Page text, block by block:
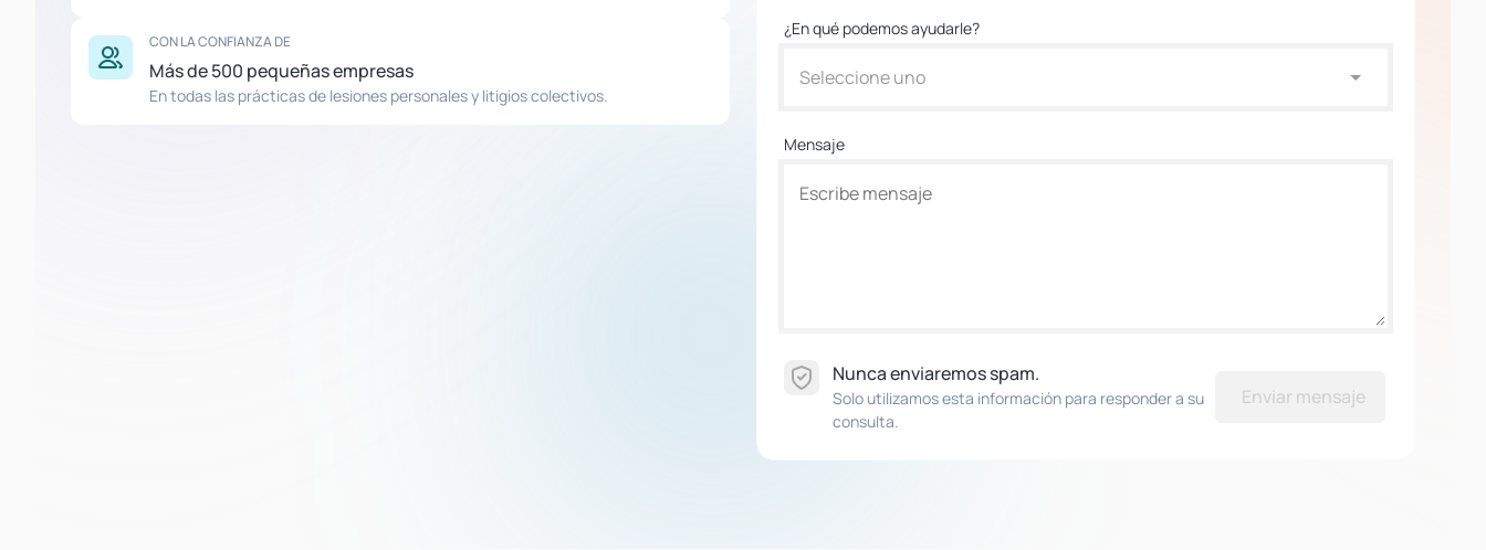
CON LA CONFIANZA DE
Más de 500 pequeñas empresas
En todas las prácticas de lesiones personales y litigios colectivos.
¿En qué podemos ayudarle?
Seleccione uno
Mensaje
Nunca enviaremos spam.
Solo utilizamos esta información para responder a su
consulta.
Enviar mensaje